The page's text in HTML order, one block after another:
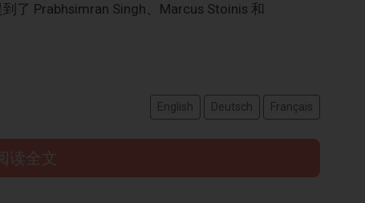
了 Prabhsimran Singh、Marcus Stoinis 和
English Deutsch Français
读全文